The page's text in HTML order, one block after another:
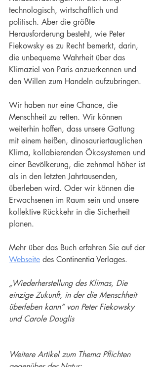
technologisch, wirtschaftlich und
politisch. Aber die größte
Herausforderung besteht, wie Peter
Fiekowsky es zu Recht bemerkt, darin,
die unbequeme Wahrheit über das
Klimaziel von Paris anzuerkennen und
den Willen zum Handeln aufzubringen.
Wir haben nur eine Chance, die
Menschheit zu retten. Wir können
weiterhin hoffen, dass unsere Gattung
mit einem heißen, dinosauriertauglichen
Klima, kollabierenden Ökosystemen und
einer Bevölkerung, die zehnmal höher ist
als in den letzten Jahrtausenden,
überleben wird. Oder wir können die
Erwachsenen im Raum sein und unsere
kollektive Rückkehr in die Sicherheit
planen.
Mehr über das Buch erfahren Sie auf der
Webseite des Continentia Verlages.
„Wiederherstellung des Klimas, Die
einzige Zukunft, in der die Menschheit
überleben kann“ von Peter Fiekowsky
und Carole Douglis
Weitere Artikel zum Thema Pflichten